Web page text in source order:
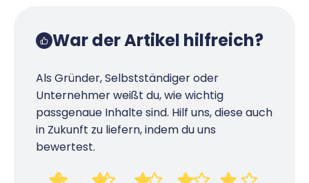
War der Artikel hilfreich?
Als Gründer, Selbstständiger oder
Unternehmer weißt du, wie wichtig
passgenaue Inhalte sind. Hilf uns, diese auch
in Zukunft zu liefern, indem du uns
bewertest.